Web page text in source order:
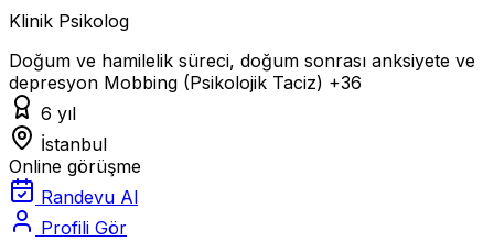
Klinik Psikolog
Doğum ve hamilelik süreci, doğum sonrası anksiyete ve
depresyon Mobbing (Psikolojik Taciz) +36
6 yıl
İstanbul
Online görüşme
Randevu Al
Profili Gör